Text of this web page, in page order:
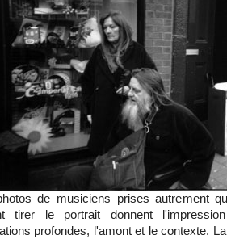
de musiciens prises autrement
tirer le portrait donnent
profondes, l'amont et le contexte.